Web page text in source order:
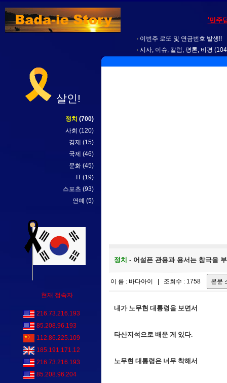
'민주
이번주 로또 및 연금번호 발생!!
시사, 이슈, 칼럼, 평론, 비평
살인!
정치 (700)
사회 (120)
경제 (15)
국제 (46)
문화 (45)
IT (19)
스포츠 (93)
연예 (5)
현재 접속자
216.73.216.193
85.208.96.193
112.86.225.109
185.191.171.12
216.73.216.193
85.208.96.204
정치 - 어설픈 관용과 용서는 참극을
이 름 : 바다아이 | 조회수 : 1758
내가 노무현 대통령을 보면서
타산지석으로 배운 게 있다.
노무현 대통령은 너무 착해서